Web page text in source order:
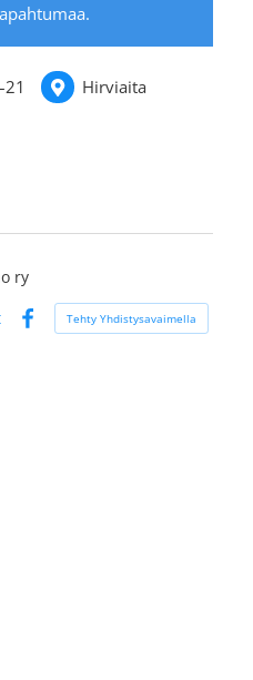
21 Hirviaita
ry
Facebook
Tehty Yhdistysavaimella